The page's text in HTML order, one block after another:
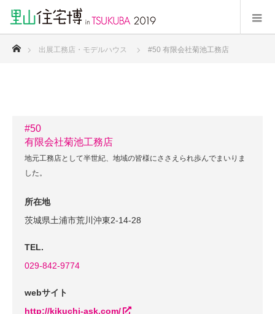
ホーム
出展工務店・モデルハウス #50 有限会社菊池工務店
#50
有限会社菊池工務店
地元工務店として半世紀、地域の皆様にささえられ歩んでまいりま
した。
所在地
茨城県土浦市荒川沖東2-14-28
TEL.
029-842-9774
webサイト
http://kikuchi-ask.com/